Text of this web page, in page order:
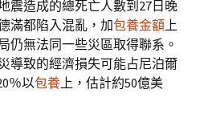
震造成的總死亡人數到27日晚
滿都陷入混亂，加包養金額上
仍無法同一些災區取得聯系。
導致的經濟損失可能占尼泊爾
％以包養上，估計約50億美